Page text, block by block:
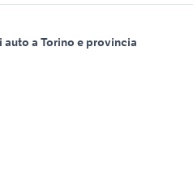
a Torino e provincia